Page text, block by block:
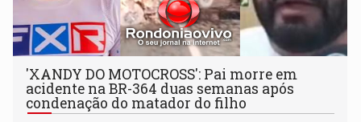
'XANDY DO MOTOCROSS': Pai morre em
acidente na BR-364 duas semanas após
condenação do matador do filho